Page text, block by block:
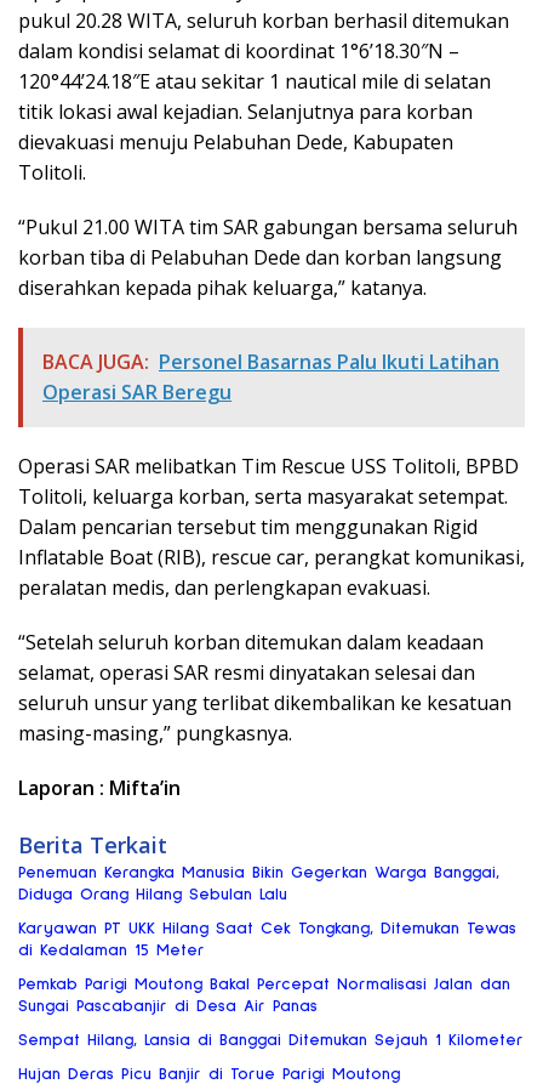
pukul 20.28 WITA, seluruh korban berhasil ditemukan
dalam kondisi selamat di koordinat 1°6’18.30″N –
120°44’24.18″E atau sekitar 1 nautical mile di selatan
titik lokasi awal kejadian. Selanjutnya para korban
dievakuasi menuju Pelabuhan Dede, Kabupaten
Tolitoli.
“Pukul 21.00 WITA tim SAR gabungan bersama seluruh
korban tiba di Pelabuhan Dede dan korban langsung
diserahkan kepada pihak keluarga,” katanya.
BACA JUGA: Personel Basarnas Palu Ikuti Latihan
Operasi SAR Beregu
Operasi SAR melibatkan Tim Rescue USS Tolitoli, BPBD
Tolitoli, keluarga korban, serta masyarakat setempat.
Dalam pencarian tersebut tim menggunakan Rigid
Inflatable Boat (RIB), rescue car, perangkat komunikasi,
peralatan medis, dan perlengkapan evakuasi.
“Setelah seluruh korban ditemukan dalam keadaan
selamat, operasi SAR resmi dinyatakan selesai dan
seluruh unsur yang terlibat dikembalikan ke kesatuan
masing-masing,” pungkasnya.
Laporan : Mifta’in
Berita Terkait
Penemuan Kerangka Manusia Bikin Gegerkan Warga Banggai,
Diduga Orang Hilang Sebulan Lalu
Karyawan PT UKK Hilang Saat Cek Tongkang, Ditemukan Tewas
di Kedalaman 15 Meter
Pemkab Parigi Moutong Bakal Percepat Normalisasi Jalan dan
Sungai Pascabanjir di Desa Air Panas
Sempat Hilang, Lansia di Banggai Ditemukan Sejauh 1 Kilometer
Hujan Deras Picu Banjir di Torue Parigi Moutong